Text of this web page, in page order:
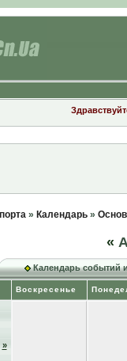
» Календарь»
«
Календарь событий
Воскресенье
»